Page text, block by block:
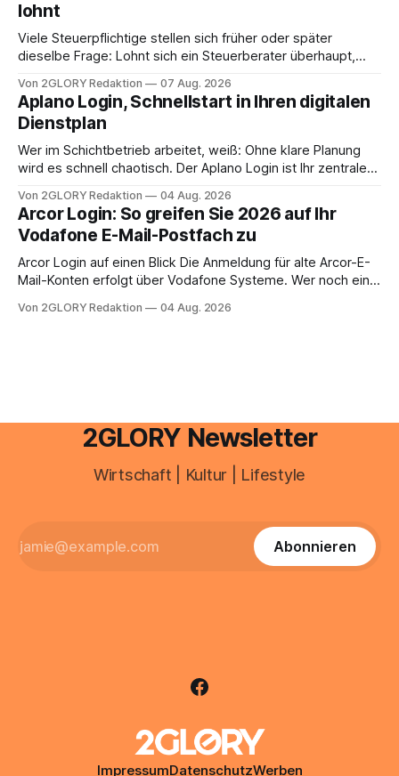
Intensivpflege bietet genau diese Alternative: Sie
lohnt
Viele Steuerpflichtige stellen sich früher oder später
dieselbe Frage: Lohnt sich ein Steuerberater überhaupt,
erledigen? Die kurze Antwort: Bei einfachen
Einkommensverhältnissen reicht häufig eine Steuersoftware
aus – sobald jedoch mehrere Einkunftsarten
zusammentreffen oder größere finanzielle Veränderungen
anstehen, zahlt sich professionelle Unterstützung meist
Von 2GLORY Redaktion 07 Aug. 2026
Aplano Login, Schnellstart in Ihren digitalen
Dienstplan
Wer im Schichtbetrieb arbeitet, weiß: Ohne klare Planung
wird es schnell chaotisch. Der Aplano Login ist Ihr zentraler
abwesenheiten und die gesamte kommunikation rund um
Ihr personal digital zu organisieren. In diesem Leitfaden
erfahren Sie alles, was Sie für einen reibungslosen Einstieg
brauchen, von der Registrierung
Von 2GLORY Redaktion 04 Aug. 2026
Arcor Login: So greifen Sie 2026 auf Ihr
Vodafone E-Mail-Postfach zu
Arcor Login auf einen Blick Die Anmeldung für alte Arcor-E-
Mail-Konten erfolgt über Vodafone Systeme. Wer noch eine
besitzt, loggt sich heute über das Vodafone E-Mail & Cloud
Von 2GLORY Redaktion 04 Aug. 2026
2GLORY Newsletter
Wirtschaft | Kultur | Lifestyle
Abonnieren
ImpressumDatenschutzWerben